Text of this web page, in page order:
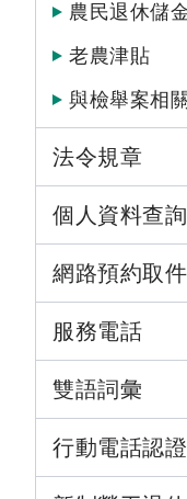
農民退休儲
老農津貼
與檢舉案相
法令規章
個人資料查
網路預約取件
服務電話
雙語詞彙
行動電話認